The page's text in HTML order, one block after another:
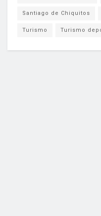
Santiago de Chiquitos
Turismo Turismo